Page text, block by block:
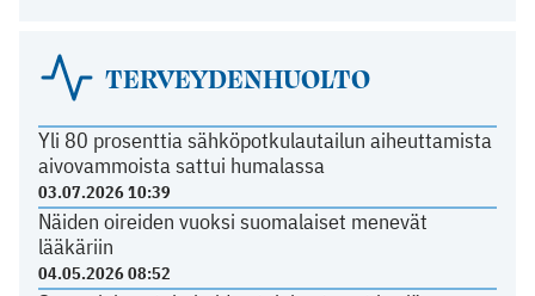
TERVEYDENHUOLTO
Yli 80 prosenttia sähköpotkulautailun aiheuttamista
aivovammoista sattui humalassa
03.07.2026 10:39
Näiden oireiden vuoksi suomalaiset menevät
lääkäriin
04.05.2026 08:52